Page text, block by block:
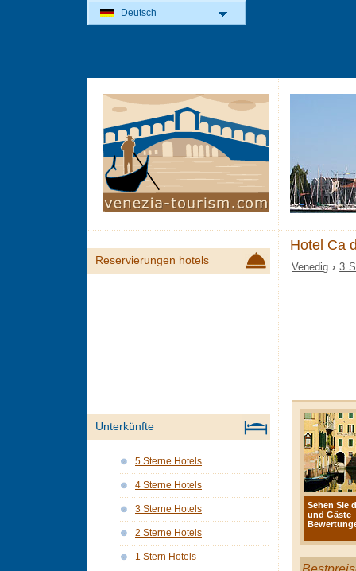
Hotel Ca
Venedig ›3
Sehen Sie
und Gäste
Bewertunge
Reservierungen hotels
Unterkünfte
5 Sterne Hotels
4 Sterne Hotels
3 Sterne Hotels
2 Sterne Hotels
1 Stern Hotels
Deutsch